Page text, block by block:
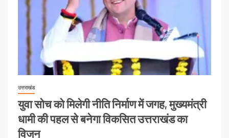
उत्तराखंड
युवा सोच को मिलेगी नीति निर्माण में जगह, मुख्यमंत्री
धामी की पहल से बनेगा विकसित उत्तराखंड का
विजन